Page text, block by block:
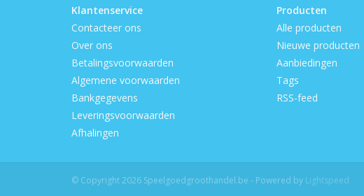
Klantenservice
Contacteer ons
Over ons
Betalingsvoorwaarden
Algemene voorwaarden
Bankgegevens
Leveringsvoorwaarden
Afhalingen
Producten
Alle producten
Nieuwe producten
Aanbiedingen
Tags
RSS-feed
© Copyright 2026 Speelgoedgroothandel.be - Powered by Lightspeed